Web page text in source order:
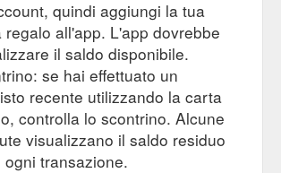
quindi aggiungi la tua
regalo all'app. L'app dovrebbe
il saldo disponibile.
se hai effettuato un
recente utilizzando la carta
controlla lo scontrino. Alcune
visualizzano il saldo residuo
ogni transazione.